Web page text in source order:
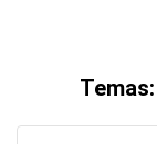
Temas: